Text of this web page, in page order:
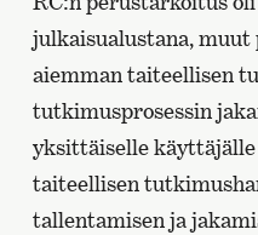
julkaisualustana,
aiemman taiteellisen
tutkimusprosessin
yksittäiselle
taiteellisen
tallentamisen ja